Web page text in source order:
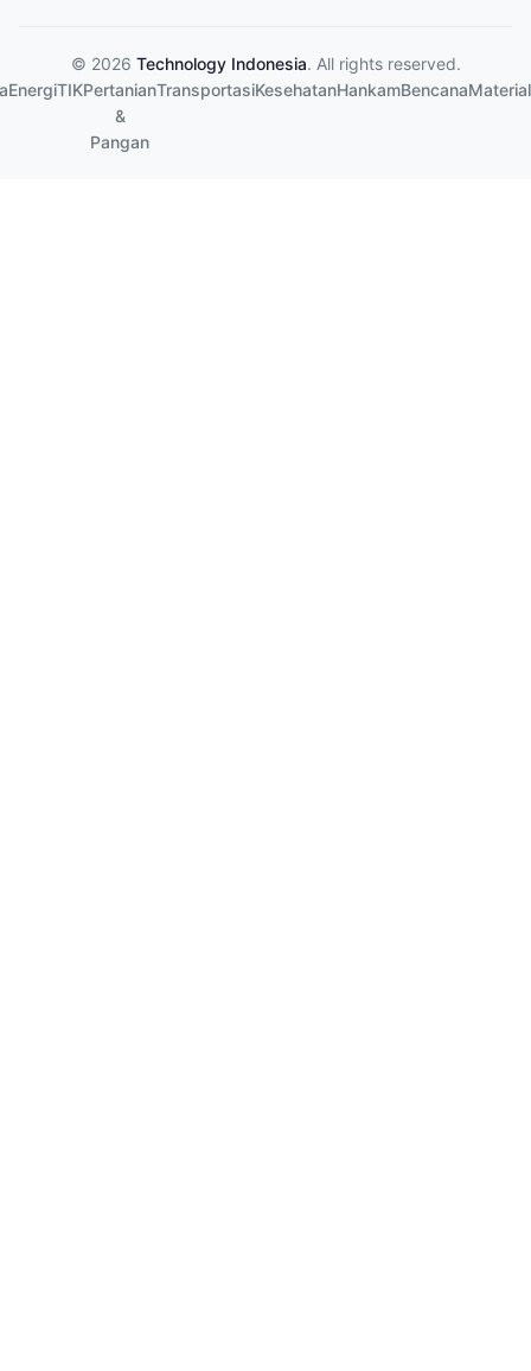
© 2026 Technology Indonesia. All rights reserved.
EnergiTIKPertanian
&
Pangan
TransportasiKesehatanHankamBencanaMaterial